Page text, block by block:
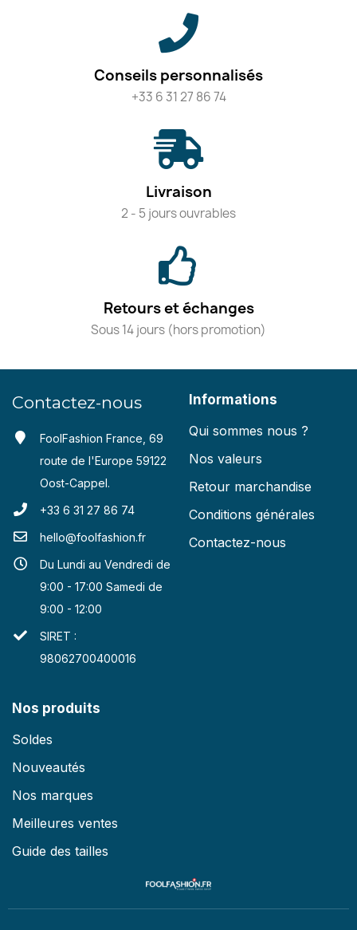
Conseils personnalisés
+33 6 31 27 86 74
Livraison
2 - 5 jours ouvrables
Retours et échanges
Sous 14 jours (hors promotion)
Contactez-nous
FoolFashion France, 69
route de l'Europe 59122
Oost-Cappel.
+33 6 31 27 86 74
hello@foolfashion.fr
Du Lundi au Vendredi de
9:00 - 17:00 Samedi de
9:00 - 12:00
SIRET :
98062700400016
Informations
Qui sommes nous ?
Nos valeurs
Retour marchandise
Conditions générales
Contactez-nous
Nos produits
Soldes
Nouveautés
Nos marques
Meilleures ventes
Guide des tailles